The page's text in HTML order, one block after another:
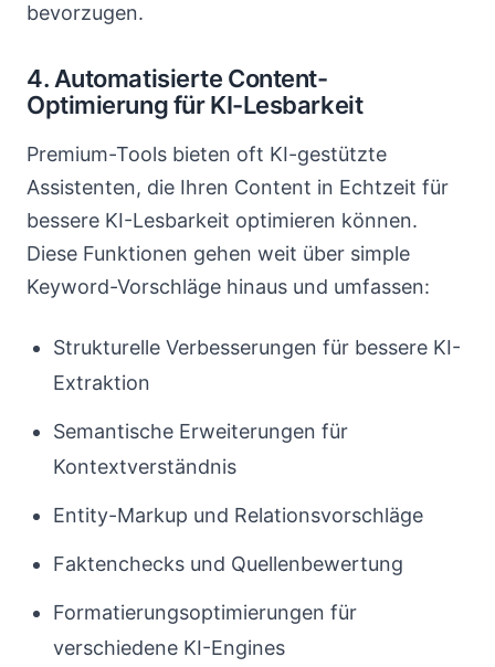
bevorzugen.
4. Automatisierte Content-
Optimierung für KI-Lesbarkeit
Premium-Tools bieten oft KI-gestützte
Assistenten, die Ihren Content in Echtzeit für
bessere KI-Lesbarkeit optimieren können.
Diese Funktionen gehen weit über simple
Keyword-Vorschläge hinaus und umfassen:
Strukturelle Verbesserungen für bessere KI-
Extraktion
Semantische Erweiterungen für
Kontextverständnis
Entity-Markup und Relationsvorschläge
Faktenchecks und Quellenbewertung
Formatierungsoptimierungen für
verschiedene KI-Engines